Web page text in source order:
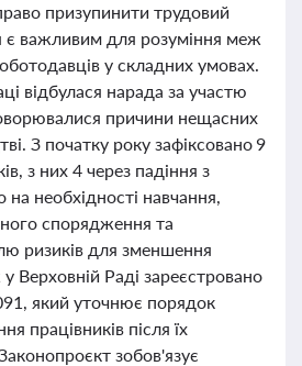
призупинити трудовий
є важливим для розуміння меж
у складних умовах.
відбулася нарада за участю
причини нещасних
З початку року зафіксовано 9
з них 4 через падіння з
необхідності навчання,
спорядження та
ризиків для зменшення
Верховній Раді зареєстровано
який уточнює порядок
працівників після їх
зобов'язує